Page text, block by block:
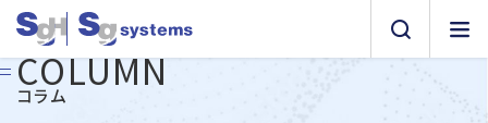
COLUMN
コラム